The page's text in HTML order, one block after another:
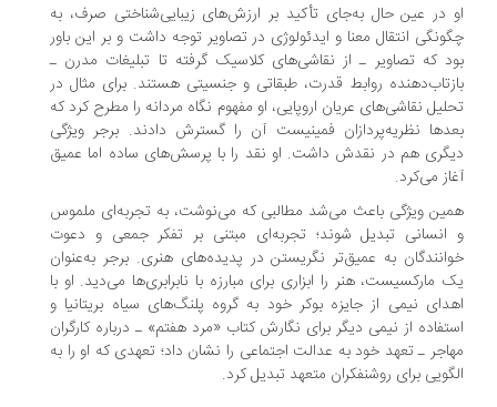
در عین حال به‌جای تأکید بر ارزش‌های زیبایی‌شناختی صرف، به
انتقال معنا و ایدئولوژی در تصاویر توجه داشت و بر این باور
که تصاویر ـ از نقاشی‌های کلاسیک گرفته تا تبلیغات مدرن ـ
روابط قدرت، طبقاتی و جنسیتی هستند. برای مثال در
نقاشی‌های عریان اروپایی، او مفهوم نگاه مردانه را مطرح کرد که
نظریه‌پردازان فمینیست آن را گسترش دادند. برجر ویژگی
هم در نقدش داشت. او نقد را با پرسش‌های ساده اما عمیق
می‌کرد.
ویژگی باعث می‌شد مطالبی که می‌نوشت، به تجربه‌ای ملموس
تبدیل شوند؛ تجربه‌ای مبتنی بر تفکر جمعی و دعوت
به عمیق‌تر نگریستن در پدیده‌های هنری. برجر به‌عنوان
مارکسیست، هنر را ابزاری برای مبارزه با نابرابری‌ها می‌دید. او با
نیمی از جایزه بوکر خود به گروه پلنگ‌های سیاه بریتانیا و
از نیمی دیگر برای نگارش کتاب «مرد هفتم» ـ درباره کارگران
ـ تعهد خود به عدالت اجتماعی را نشان داد؛ تعهدی که او را به
برای روشنفکران متعهد تبدیل کرد.